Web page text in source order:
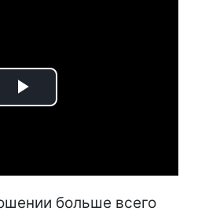
Play
больше всего